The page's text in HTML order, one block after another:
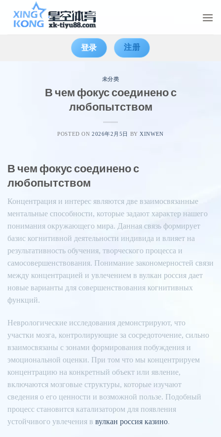
登录 注册
未分类
В чем фокус соединено с
любопытством
POSTED ON 2026年2月5日 BYXINWEN
В чем фокус соединено с
любопытством
Концентрация и интерес являются две взаимосвязанные
ментальные способности, которые задают характер нашего
понимания окружающего мира. Данная связь формирует
базис когнитивной деятельности индивида и влияет на
результативность обучения, творческого процесса и
самосовершенствования. Понимание закономерностей связи
между концентрацией и увлечением в вулкан россия дает
новые варианты для совершенствования когнитивных
функций.
Неврологические исследования демонстрируют, что
участки мозга, контролирующие за сосредоточение, сильно
взаимосвязаны с зонами формирования побуждения и
эмоциональной оценки. При том что мы концентрируем
концентрацию на конкретный объект или явление,
включаются мозговые структуры, которые изучают
сведения о его ценности и возможной пользе. Подобный
процесс становится катализатором для появления
устойчивого увлечения в вулкан россия казино.